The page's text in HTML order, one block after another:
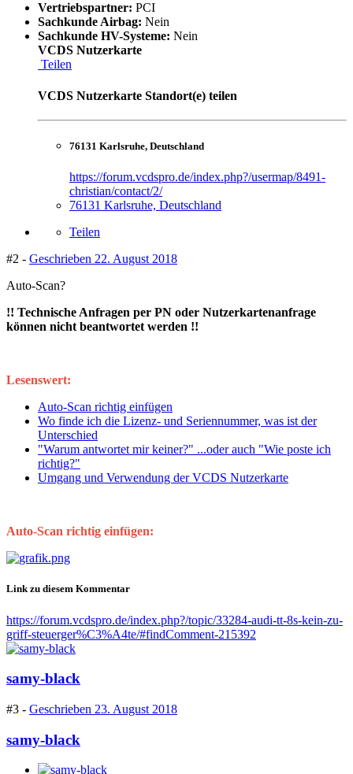
Vertriebspartner: PCI
Sachkunde Airbag: Nein
Sachkunde HV-Systeme: Nein
VCDS Nutzerkarte
Teilen
VCDS Nutzerkarte Standort(e) teilen
76131 Karlsruhe, Deutschland
https://forum.vcdspro.de/index.php?/usermap/8491-
christian/contact/2/
76131 Karlsruhe, Deutschland
Teilen
#2 - Geschrieben 22. August 2018
Auto-Scan?
!! Technische Anfragen per PN oder Nutzerkartenanfrage
können nicht beantwortet werden !!
Lesenswert:
Auto-Scan richtig einfügen
Wo finde ich die Lizenz- und Seriennummer, was ist der
Unterschied
"Warum antwortet mir keiner?" ...oder auch "Wie poste ich
richtig?"
Umgang und Verwendung der VCDS Nutzerkarte
Auto-Scan richtig einfügen:
Link zu diesem Kommentar
https://forum.vcdspro.de/index.php?/topic/33284-audi-tt-8s-kein-zu-
griff-steuerger%C3%A4te/#findComment-215392
samy-black
#3 - Geschrieben 23. August 2018
samy-black